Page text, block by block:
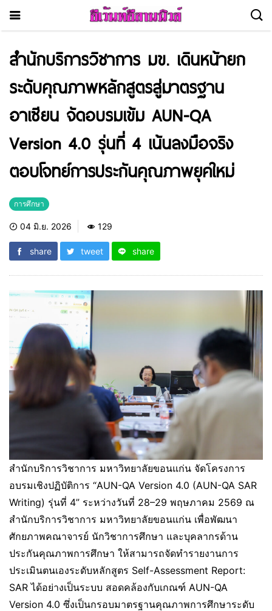
สำนักบริการวิชาการ มข. เดินหน้ายก
ระดับคุณภาพหลักสูตรสู่มาตรฐาน
อาเซียน จัดอบรมเข้ม AUN-QA
Version 4.0 รุ่นที่ 4 เน้นลงมือจริง
ตอบโจทย์การประกันคุณภาพยุคใหม่
การศึกษา
04 มิ.ย. 2026 129
share tweet share
สำนักบริการวิชาการ มหาวิทยาลัยขอนแก่น จัดโครงการ
อบรมเชิงปฏิบัติการ “AUN-QA Version 4.0 (AUN-QA SAR
Writing) รุ่นที่ 4” ระหว่างวันที่ 28–29 พฤษภาคม 2569 ณ
สำนักบริการวิชาการ มหาวิทยาลัยขอนแก่น เพื่อพัฒนา
ศักยภาพคณาจารย์ นักวิชาการศึกษา และบุคลากรด้าน
ประกันคุณภาพการศึกษา ให้สามารถจัดทำรายงานการ
ประเมินตนเองระดับหลักสูตร Self-Assessment Report:
SAR ได้อย่างเป็นระบบ สอดคล้องกับเกณฑ์ AUN-QA
Version 4.0 ซึ่งเป็นกรอบมาตรฐานคุณภาพการศึกษาระดับ